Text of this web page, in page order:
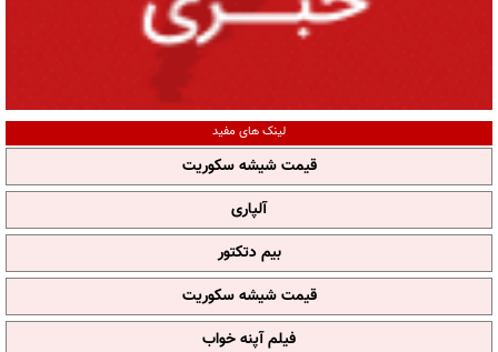
لینک های مفید
قیمت شیشه سکوریت
آلپاری
بیم دتکتور
قیمت شیشه سکوریت
فیلم آپنه خواب